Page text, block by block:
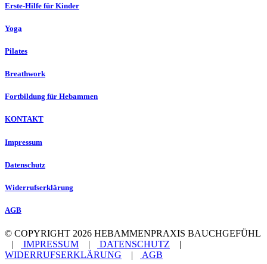
Erste-Hilfe für Kinder
Yoga
Pilates
Breathwork
Fortbildung für Hebammen
KONTAKT
Impressum
Datenschutz
Widerrufserklärung
AGB
© COPYRIGHT 2026 HEBAMMENPRAXIS BAUCHGEFÜHL
|
IMPRESSUM | DATENSCHUTZ |
WIDERRUFSERKLÄRUNG | AGB